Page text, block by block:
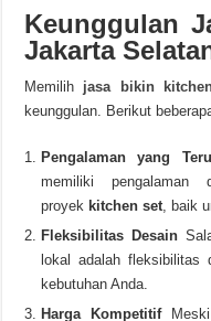
Keunggulan
Jakarta
Memilih jasa bikin
keunggulan. Berikut
Pengalaman yang
memiliki pengalaman
proyek kitchen set, baik
Fleksibilitas Desain
lokal adalah fleksibilitas
kebutuhan Anda.
Harga KompetitifMeski